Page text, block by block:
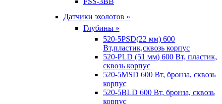
Датчики эхолотов »
Глубины »
520-5PSD(22 мм) 600
Вт,пластик,сквозь корпус
520-PLD (51 мм) 600 Вт, пластик,
сквозь корпус
520-5MSD 600 Вт, бронза, сквозь
корпус
520-5BLD 600 Вт, бронза, сквозь
корпус